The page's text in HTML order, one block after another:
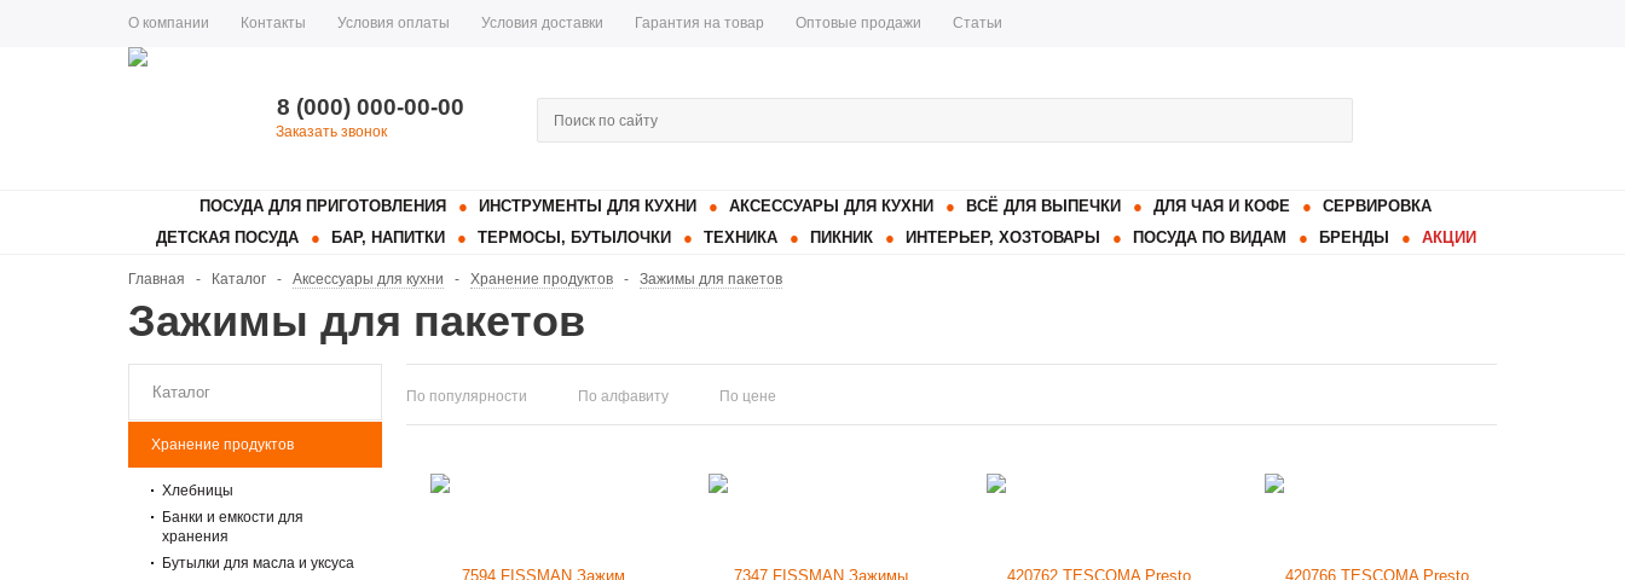
О компании Контакты Условия оплаты Условия доставки Гарантия на товар Оптовые продажи Статьи
8 (000) 000-00-00
Заказать звонок
ПОСУДА ДЛЯ ПРИГОТОВЛЕНИЯ ИНСТРУМЕНТЫ ДЛЯ КУХНИ АКСЕССУАРЫ ДЛЯ КУХНИ ВСЁ ДЛЯ ВЫПЕЧКИ ДЛЯ ЧАЯ И КОФЕ
СЕРВИРОВКА
ДЕТСКАЯ ПОСУДА
БАР, НАПИТКИ ТЕРМОСЫ, БУТЫЛОЧКИ ТЕХНИКА ПИКНИК ИНТЕРЬЕР, ХОЗТОВАРЫ ПОСУДА ПО ВИДАМ БРЕНДЫ АКЦИИ
Главная - Каталог - Аксессуары для кухни - Хранение продуктов - Зажимы для пакетов
Зажимы для пакетов
Каталог
Хранение продуктов
Хлебницы
Банки и емкости для
хранения
Бутылки для масла и уксуса
По популярности По алфавиту По цене